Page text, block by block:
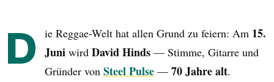
D ie Reggae-Welt hat allen Grund zu feiern: Am 15.
Juni wird David Hinds — Stimme, Gitarre und
Gründer von Steel Pulse — 70 Jahre alt.